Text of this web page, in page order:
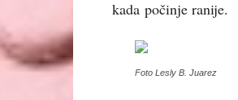
kada počinje ranije.
Foto Lesly B. Juarez